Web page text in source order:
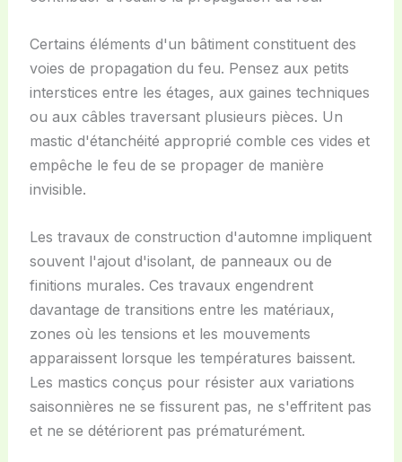
Certains éléments d'un bâtiment constituent des
voies de propagation du feu. Pensez aux petits
interstices entre les étages, aux gaines techniques
ou aux câbles traversant plusieurs pièces. Un
mastic d'étanchéité approprié comble ces vides et
empêche le feu de se propager de manière
invisible.
Les travaux de construction d'automne impliquent
souvent l'ajout d'isolant, de panneaux ou de
finitions murales. Ces travaux engendrent
davantage de transitions entre les matériaux,
zones où les tensions et les mouvements
apparaissent lorsque les températures baissent.
Les mastics conçus pour résister aux variations
saisonnières ne se fissurent pas, ne s'effritent pas
et ne se détériorent pas prématurément.